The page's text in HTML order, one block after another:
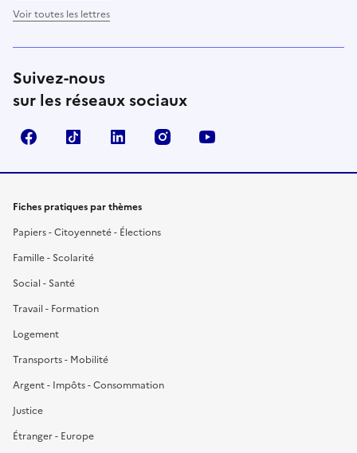
Voir toutes les lettres
Suivez-nous
sur les réseaux sociaux
FacebookTikTok LinkedIn Instagram
Fiches pratiques par thèmes
Papiers - Citoyenneté - Élections
Famille - Scolarité
Social - Santé
Travail - Formation
Logement
Transports - Mobilité
Argent - Impôts - Consommation
Justice
Étranger - Europe